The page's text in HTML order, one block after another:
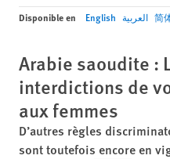
Disponible en English العربية 简
Arabie saoudite :
interdictions de
aux femmes
D’autres règles
sont toutefois encore en